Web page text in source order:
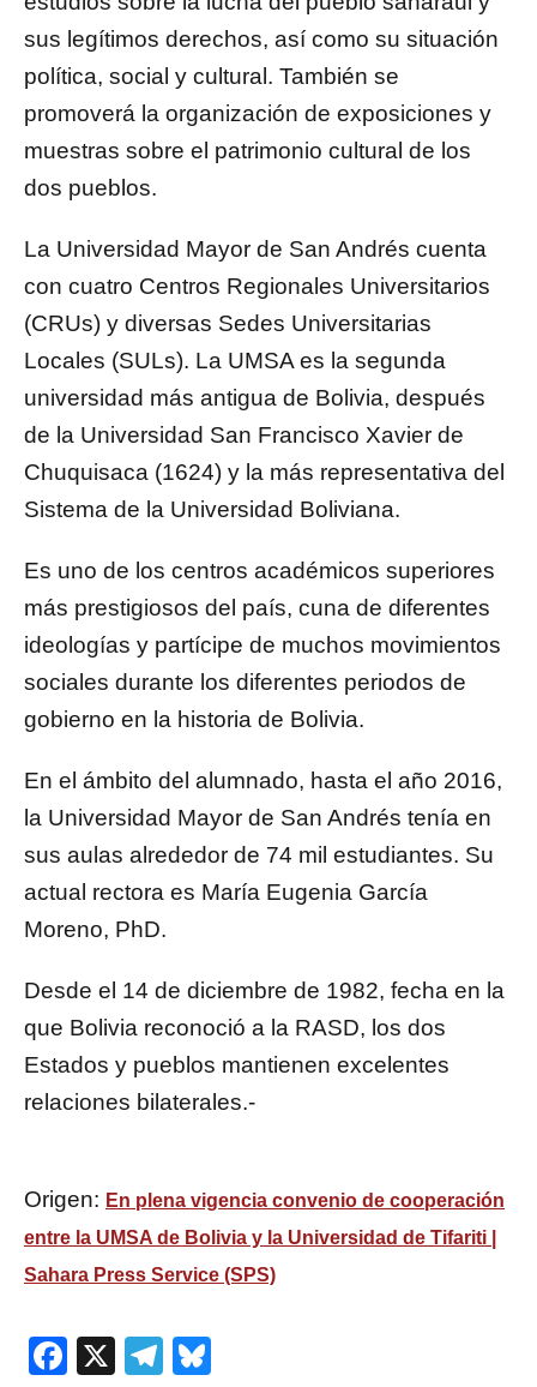
sus legítimos derechos, así como su situación
política, social y cultural. También se
promoverá la organización de exposiciones y
muestras sobre el patrimonio cultural de los
dos pueblos.
La Universidad Mayor de San Andrés cuenta
con cuatro Centros Regionales Universitarios
(CRUs) y diversas Sedes Universitarias
Locales (SULs). La UMSA es la segunda
universidad más antigua de Bolivia, después
de la Universidad San Francisco Xavier de
Chuquisaca (1624) y la más representativa del
Sistema de la Universidad Boliviana.
Es uno de los centros académicos superiores
más prestigiosos del país, cuna de diferentes
ideologías y partícipe de muchos movimientos
sociales durante los diferentes periodos de
gobierno en la historia de Bolivia.
En el ámbito del alumnado, hasta el año 2016,
la Universidad Mayor de San Andrés tenía en
sus aulas alrededor de 74 mil estudiantes. Su
actual rectora es María Eugenia García
Moreno, PhD.
Desde el 14 de diciembre de 1982, fecha en la
que Bolivia reconoció a la RASD, los dos
Estados y pueblos mantienen excelentes
relaciones bilaterales.-
Origen: En plena vigencia convenio de cooperación
entre la UMSA de Bolivia y la Universidad de Tifariti |
Sahara Press Service (SPS)
Facebook
X Telegram